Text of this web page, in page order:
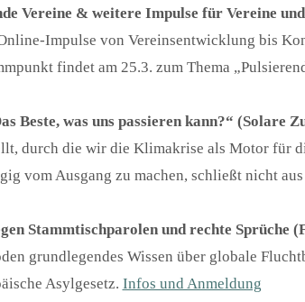
Vereine & weitere Impulse für Vereine
Impulse von Vereinsentwicklung bis
findet am 25.3. zum Thema
Beste, was uns passieren kann?“ (Solare
durch die wir die Klimakrise als Motor für
vom Ausgang zu machen, schließt nicht
Stammtischparolen und rechte Sprüche
grundlegendes Wissen über globale
Asylgesetz. Infos und Anmeldung